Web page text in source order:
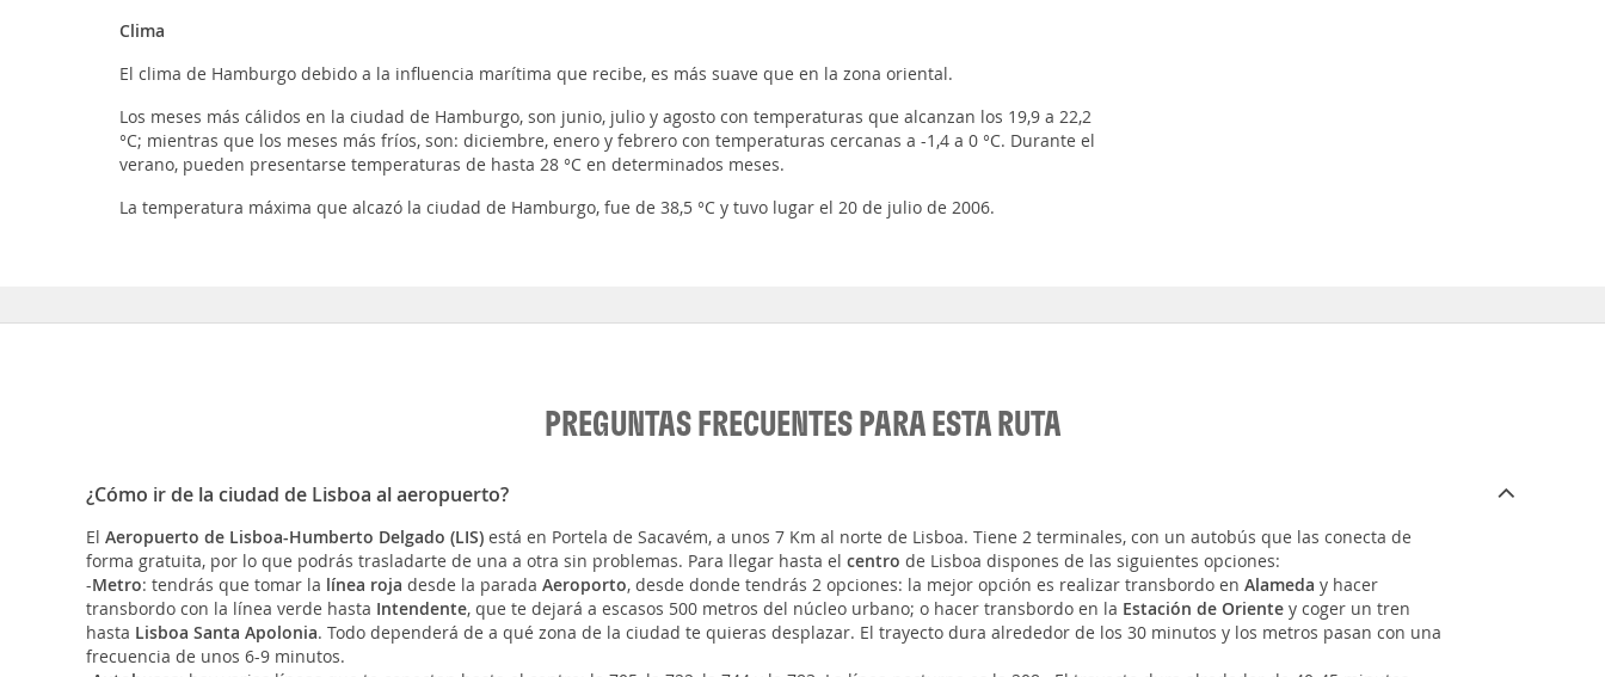
Clima
El clima de Hamburgo debido a la influencia marítima que recibe, es más suave que en la zona oriental.
Los meses más cálidos en la ciudad de Hamburgo, son junio, julio y agosto con temperaturas que alcanzan los 19,9 a 22,2
°C; mientras que los meses más fríos, son: diciembre, enero y febrero con temperaturas cercanas a -1,4 a 0 °C. Durante el
verano, pueden presentarse temperaturas de hasta 28 °C en determinados meses.
La temperatura máxima que alcazó la ciudad de Hamburgo, fue de 38,5 °C y tuvo lugar el 20 de julio de 2006.
PREGUNTAS FRECUENTES PARA ESTA RUTA
¿Cómo ir de la ciudad de Lisboa al aeropuerto?
El Aeropuerto de Lisboa-Humberto Delgado (LIS) está en Portela de Sacavém, a unos 7 Km al norte de Lisboa. Tiene 2 terminales, con un autobús que las conecta de
forma gratuita, por lo que podrás trasladarte de una a otra sin problemas. Para llegar hasta el centro de Lisboa dispones de las siguientes opciones:
-Metro: tendrás que tomar la línea roja desde la parada Aeroporto, desde donde tendrás 2 opciones: la mejor opción es realizar transbordo en Alameda y hacer
transbordo con la línea verde hasta Intendente, que te dejará a escasos 500 metros del núcleo urbano; o hacer transbordo en la Estación de Oriente y coger un tren
hasta Lisboa Santa Apolonia. Todo dependerá de a qué zona de la ciudad te quieras desplazar. El trayecto dura alrededor de los 30 minutos y los metros pasan con una
frecuencia de unos 6-9 minutos.